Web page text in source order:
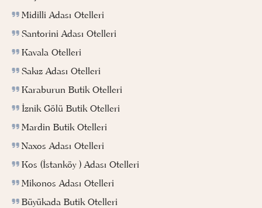
Midilli Adası Otelleri
Santorini Adası Otelleri
Kavala Otelleri
Sakız Adası Otelleri
Karaburun Butik Otelleri
İznik Gölü Butik Otelleri
Mardin Butik Otelleri
Naxos Adası Otelleri
Kos (İstanköy ) Adası Otelleri
Mikonos Adası Otelleri
Büyükada Butik Otelleri